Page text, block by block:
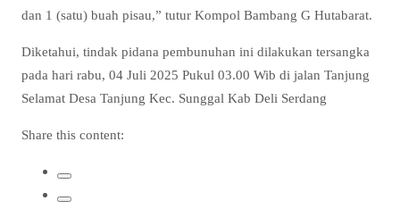
dan 1 (satu) buah pisau,” tutur Kompol Bambang G Hutabarat.
Diketahui, tindak pidana pembunuhan ini dilakukan tersangka
pada hari rabu, 04 Juli 2025 Pukul 03.00 Wib di jalan Tanjung
Selamat Desa Tanjung Kec. Sunggal Kab Deli Serdang
Share this content: